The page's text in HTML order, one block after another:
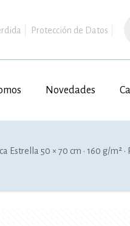
Protección de Datos
Novedades
Estrella 50 × 70 cm · 160 g/m² ·